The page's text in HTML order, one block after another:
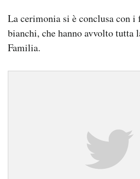
La cerimonia si è conclusa con
bianchi, che hanno avvolto tutta
Familia.